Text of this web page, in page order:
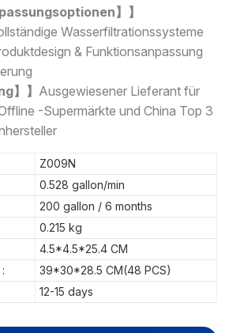
】】
Wasserfiltrationssysteme
& Funktionsanpassung
】】 Ausgewiesener Lieferant für
-Supermärkte und China Top 3
Z009N
0.528 gallon/min
200 gallon / 6 months
0.215 kg
4.5*4.5*25.4 CM
39*30*28.5 CM(48 PCS)
12-15 days